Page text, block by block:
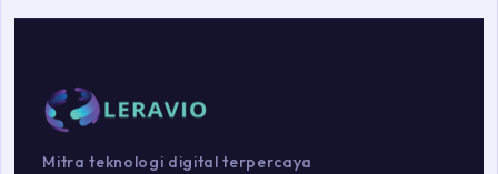
Mitra teknologi digital terpercaya